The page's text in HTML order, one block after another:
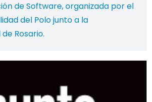
de Software, organizada por el
del Polo junto a la
Rosario.